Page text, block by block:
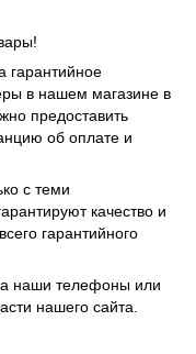
гарантийное
в нашем магазине в
предоставить
об оплате и
с теми
качество и
гарантийного
наши телефоны или
нашего сайта.